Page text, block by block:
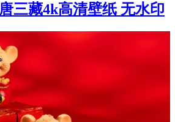
三藏4k高清壁纸 无水印